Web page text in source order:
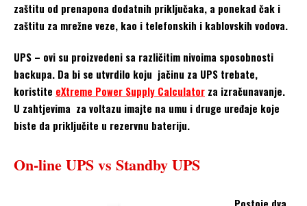
zaštitu od prenapona dodatnih priključaka, a ponekad čak i
zaštitu za mrežne veze, kao i telefonskih i kablovskih vodova.
UPS – ovi su proizvedeni sa različitim nivoima sposobnosti
backupa. Da bi se utvrdilo koju jačinu za UPS trebate,
koristite eXtreme Power Supply Calculator za izračunavanje.
U zahtjevima za voltazu imajte na umu i druge uređaje koje
biste da priključite u rezervnu bateriju.
On-line UPS vs Standby UPS